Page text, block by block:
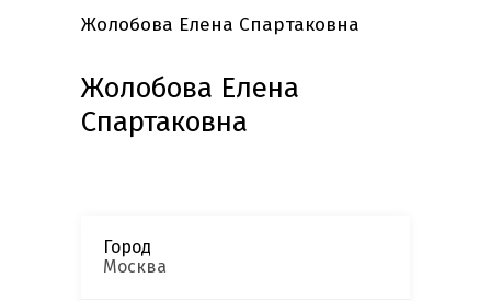
Жолобова Елена Спартаковна
Жолобова Елена
Спартаковна
Город
Москва